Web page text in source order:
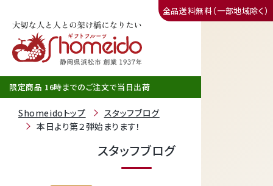
全品送料無料（一部地域除く）
限定商品 16時までのご注文で当日出荷
Shomeidoトップ
スタッフブログ
本日より第２弾始まります！
スタッフブログ